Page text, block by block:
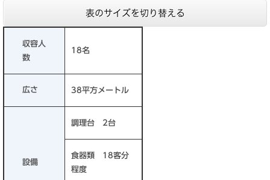
表のサイズを切り替える
収容人
数
18名
広さ 38平方メートル
設備
調理台 2台
食器類 18客分
程度